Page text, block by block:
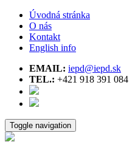
Úvodná stránka
O nás
Kontakt
English info
EMAIL: iepd@iepd.sk
TEL.: +421 918 391 084
Toggle navigation